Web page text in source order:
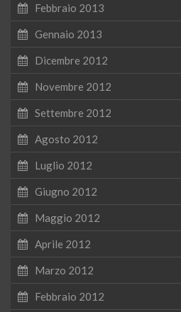
Febbraio 2013
Gennaio 2013
Dicembre 2012
Novembre 2012
Settembre 2012
Agosto 2012
Luglio 2012
Giugno 2012
Maggio 2012
Aprile 2012
Marzo 2012
Febbraio 2012